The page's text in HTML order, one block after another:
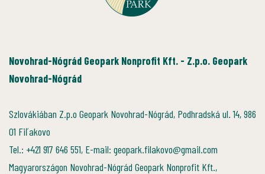
Novohrad-Nógrád Geopark Nonprofit Kft. - Z.p.o. Geopark
Novohrad-Nógrád
Szlovákiában Z.p.o Geopark Novohrad-Nógrád, Podhradská ul. 14, 986
01 Fiľakovo
Tel.: +421 917 646 551, E-mail: geopark.filakovo@gmail.com
Magyarországon Novohrad-Nógrád Geopark Nonprofit Kft.,